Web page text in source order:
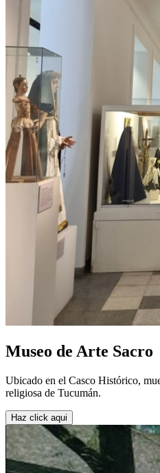
Museo de Arte Sacro
Ubicado en el Casco Histórico,
religiosa de Tucumán.
Haz click aqui